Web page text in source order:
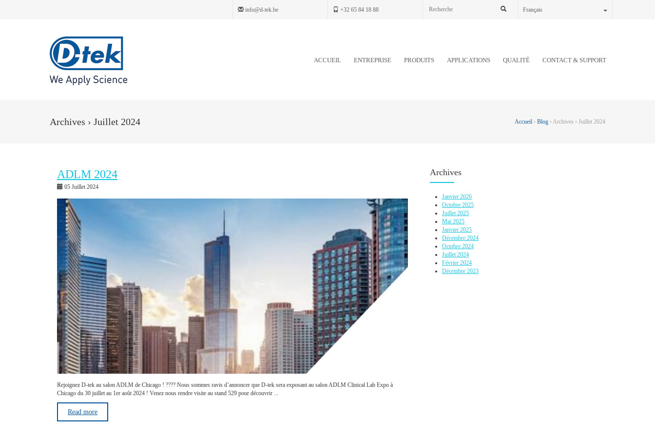
info@d-tek.be +32 65 84 18 88 Français
ACCUEIL ENTREPRISE PRODUITS APPLICATIONS QUALITÉ CONTACT & SUPPORT
Archives › Juillet 2024 Accueil › Blog › Archives › Juillet 2024
ADLM 2024
05 Juillet 2024
Rejoignez D-tek au salon ADLM de Chicago ! ???? Nous sommes ravis d’annoncer que D-tek sera exposant au salon ADLM Clinical Lab Expo à
Chicago du 30 juillet au 1er août 2024 ! Venez nous rendre visite au stand 529 pour découvrir ...
Read more
Archives
Janvier 2026
Octobre 2025
Juillet 2025
Mai 2025
Janvier 2025
Décembre 2024
Octobre 2024
Juillet 2024
Février 2024
Décembre 2023